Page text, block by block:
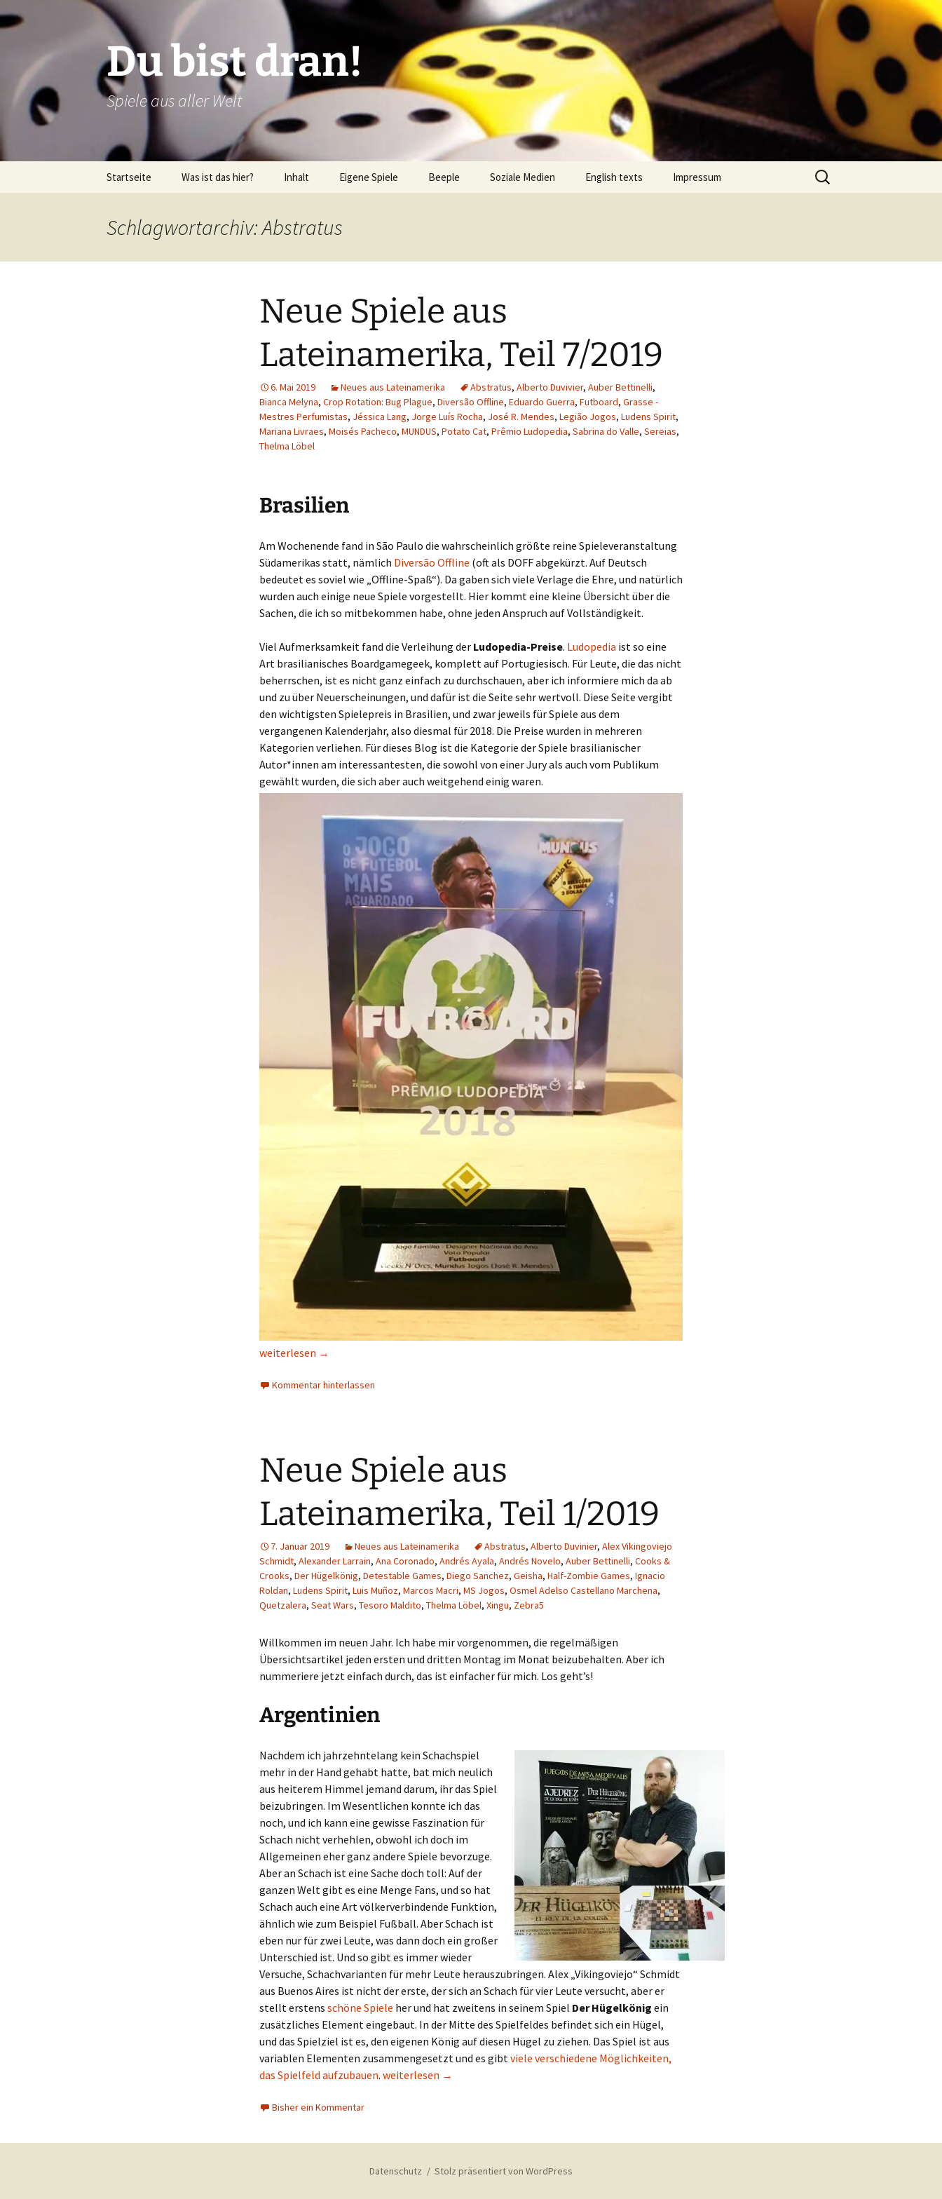
Inhalt
Du bist dran!
Spiele aus aller Welt
Startseite Was ist das hier? Inhalt
Verlagsliste Brasilien
Verlagsliste Costa Rica
Verlagsliste Ecuador
Verlagsliste Guatemala
Verlagsliste Uruguay
Verlagsliste Venezuela
Eigene Spiele
Pari
Schiebung
Topfrosch
Tricky Bid
Unmöglich!?/Débrouille-
Beeple Soziale Medien English texts
Textos em Português
Impressum
Suchen
nach:
Schlagwortarchiv: Abstratus
Neue Spiele aus
Lateinamerika, Teil 7/2019
6. Mai 2019 Neues aus Lateinamerika Abstratus, Alberto Duvivier, Auber Bettinelli,
Bianca Melyna, Crop Rotation: Bug Plague, Diversão Offline, Eduardo Guerra, Futboard, Grasse -
Mestres Perfumistas, Jéssica Lang, Jorge Luís Rocha, José R. Mendes, Legião Jogos, Ludens Spirit,
Mariana Livraes, Moisés Pacheco, MUNDUS, Potato Cat, Prêmio Ludopedia, Sabrina do Valle, Sereias,
Thelma Löbel
Brasilien
Am Wochenende fand in São Paulo die wahrscheinlich größte reine Spieleveranstaltung
Südamerikas statt, nämlich Diversão Offline (oft als DOFF abgekürzt. Auf Deutsch
bedeutet es soviel wie „Offline-Spaß“). Da gaben sich viele Verlage die Ehre, und natürlich
wurden auch einige neue Spiele vorgestellt. Hier kommt eine kleine Übersicht über die
Sachen, die ich so mitbekommen habe, ohne jeden Anspruch auf Vollständigkeit.
Viel Aufmerksamkeit fand die Verleihung der Ludopedia-Preise. Ludopedia ist so eine
Art brasilianisches Boardgamegeek, komplett auf Portugiesisch. Für Leute, die das nicht
beherrschen, ist es nicht ganz einfach zu durchschauen, aber ich informiere mich da ab
und zu über Neuerscheinungen, und dafür ist die Seite sehr wertvoll. Diese Seite vergibt
den wichtigsten Spielepreis in Brasilien, und zwar jeweils für Spiele aus dem
vergangenen Kalenderjahr, also diesmal für 2018. Die Preise wurden in mehreren
Kategorien verliehen. Für dieses Blog ist die Kategorie der Spiele brasilianischer
Autor*innen am interessantesten, die sowohl von einer Jury als auch vom Publikum
gewählt wurden, die sich aber auch weitgehend einig waren.
Neue Spiele aus Lateinamerika, Teil 7/2019
weiterlesen →
Kommentar hinterlassen
Neue Spiele aus
Lateinamerika, Teil 1/2019
7. Januar 2019 Neues aus Lateinamerika Abstratus, Alberto Duvinier, Alex Vikingoviejo
Schmidt, Alexander Larrain, Ana Coronado, Andrés Ayala, Andrés Novelo, Auber Bettinelli, Cooks &
Crooks, Der Hügelkönig, Detestable Games, Diego Sanchez, Geisha, Half-Zombie Games, Ignacio
Roldan, Ludens Spirit, Luis Muñoz, Marcos Macri, MS Jogos, Osmel Adelso Castellano Marchena,
Quetzalera, Seat Wars, Tesoro Maldito, Thelma Löbel, Xingu, Zebra5
Willkommen im neuen Jahr. Ich habe mir vorgenommen, die regelmäßigen
Übersichtsartikel jeden ersten und dritten Montag im Monat beizubehalten. Aber ich
nummeriere jetzt einfach durch, das ist einfacher für mich. Los geht’s!
Argentinien
Nachdem ich jahrzehntelang kein Schachspiel
mehr in der Hand gehabt hatte, bat mich neulich
aus heiterem Himmel jemand darum, ihr das Spiel
beizubringen. Im Wesentlichen konnte ich das
noch, und ich kann eine gewisse Faszination für
Schach nicht verhehlen, obwohl ich doch im
Allgemeinen eher ganz andere Spiele bevorzuge.
Aber an Schach ist eine Sache doch toll: Auf der
ganzen Welt gibt es eine Menge Fans, und so hat
Schach auch eine Art völkerverbindende Funktion,
ähnlich wie zum Beispiel Fußball. Aber Schach ist
eben nur für zwei Leute, was dann doch ein großer
Unterschied ist. Und so gibt es immer wieder
Versuche, Schachvarianten für mehr Leute herauszubringen. Alex „Vikingoviejo“ Schmidt
aus Buenos Aires ist nicht der erste, der sich an Schach für vier Leute versucht, aber er
stellt erstens schöne Spiele her und hat zweitens in seinem Spiel Der Hügelkönig ein
zusätzliches Element eingebaut. In der Mitte des Spielfeldes befindet sich ein Hügel,
und das Spielziel ist es, den eigenen König auf diesen Hügel zu ziehen. Das Spiel ist aus
variablen Elementen zusammengesetzt und es gibtviele verschiedene Möglichkeiten,
das Spielfeld aufzubauen. Neue Spiele aus Lateinamerika, Teil 1/2019
weiterlesen →
Bisher ein Kommentar
Datenschutz Stolz präsentiert von WordPress